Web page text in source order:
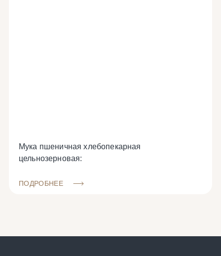
Мука пшеничная хлебопекарная
цельнозерновая:
ПОДРОБНЕЕ